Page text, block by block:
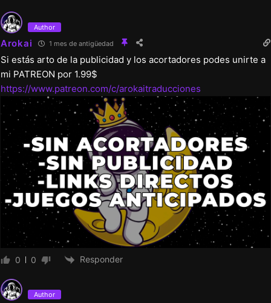
▻Se agregaron mecenas de nivel
Residente+.
v0.6.7
▻Se actualizó la misión «Miss Go» (9
escenas aptas para todo público + 1.5
escenas + opciones alternativas);
▻Se añadió animación a la escena con la
Bárbara Betty;
▻Se añadieron eventos aleatorios a la
superficie.
▻Se actualizó técnicamente parte de las
Author
Arokai 1 mes de antigüedad
Si estás arto de la publicidad y los acortadores podes unirte a
mi PATREON por 1.99$
https://www.patreon.com/c/arokaitraducciones
0 0 Responder
Author